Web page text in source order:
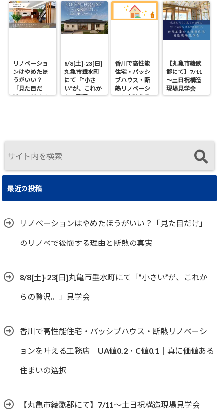
住まいの選択
リノベーショ
ンはやめたほ
うがいい？
「見た目だ
け」のリノベ
8/8[土]-23[日]
丸亀市垂水町
にて「”小さ
い”が、これか
らの贅沢。」
香川で高性能
住宅・パッシ
ブハウス・断
熱リノベーシ
ョンを叶える
【丸亀市綾歌
郡にて】7/11
～土日祝構造
現場見学会
最近の投稿
リノベーションはやめたほうがいい？「見た目だけ」
のリノベで後悔する理由と断熱の真実
8/8[土]-23[日]丸亀市垂水町にて「”小さい”が、これか
らの贅沢。」見学会
香川で高性能住宅・パッシブハウス・断熱リノベーシ
ョンを叶える工務店｜UA値0.2・C値0.1｜真に価値ある
住まいの選択
【丸亀市綾歌郡にて】7/11～土日祝構造現場見学会